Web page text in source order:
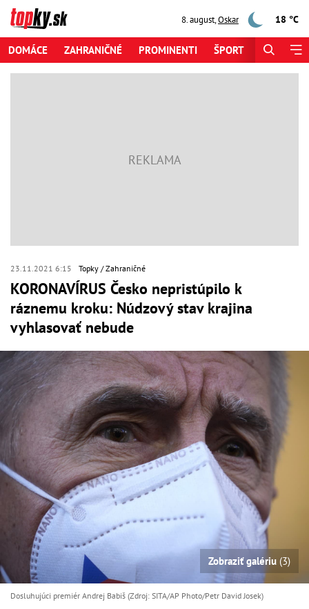
8. august,Oskar 18 °C
DOMÁCE ZAHRANIČNÉ PROMINENTI ŠPORT
23.11.2021 6:15 Topky Zahraničné
KORONAVÍRUS Česko nepristúpilo k
ráznemu kroku: Núdzový stav krajina
vyhlasovať nebude
Zobraziť galériu (3)
Dosluhujúci premiér Andrej Babiš (Zdroj: SITA/AP Photo/Petr David Josek)